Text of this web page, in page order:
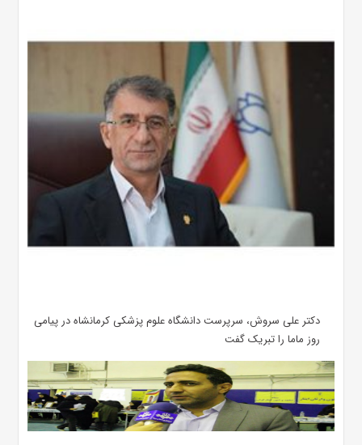
دکتر علی سروش، سرپرست دانشگاه علوم پزشکی کرمانشاه در پیامی
روز ماما را تبریک گفت